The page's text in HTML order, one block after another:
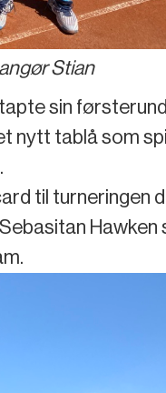
Stian
sin
nytt tablå som
til turneringen
Hawken